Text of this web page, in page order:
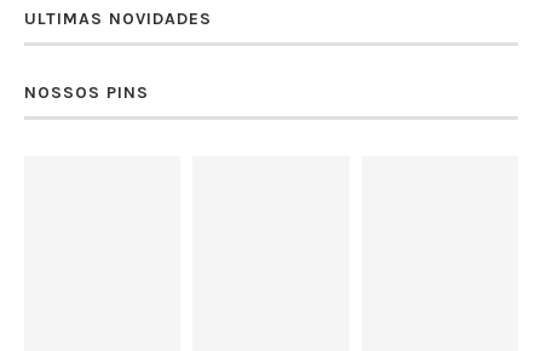
ULTIMAS NOVIDADES
NOSSOS PINS